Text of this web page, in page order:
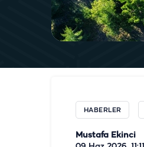
HABERLER
Mustafa Ekinci